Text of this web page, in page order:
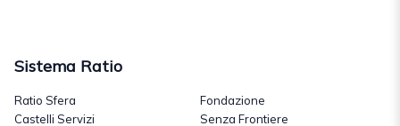
Sistema Ratio
Ratio Sfera
Castelli Servizi
Fondazione
Senza Frontiere